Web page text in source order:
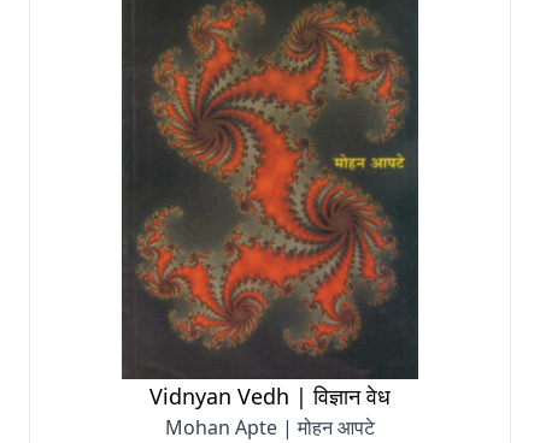
Vidnyan Vedh | विज्ञान वेध
Mohan Apte | मोहन आपटे